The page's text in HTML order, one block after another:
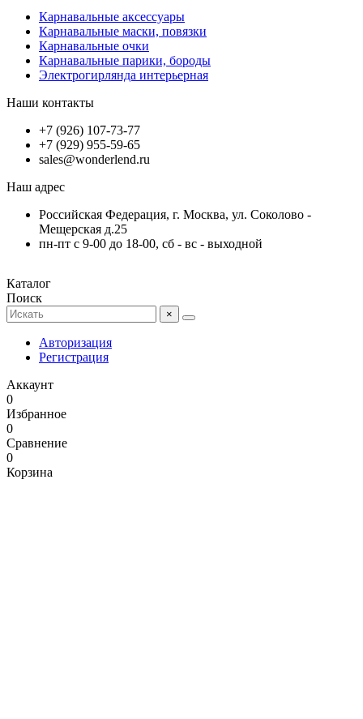
Карнавальные аксессуары
Карнавальные маски, повязки
Карнавальные очки
Карнавальные парики, бороды
Электрогирлянда интерьерная
Наши контакты
+7 (926) 107-73-77
+7 (929) 955-59-65
sales@wonderlend.ru
Наш адрес
Российская Федерация, г. Москва, ул. Соколово -
Мещерская д.25
пн-пт с 9-00 до 18-00, сб - вс - выходной
Каталог
Поиск
×
Авторизация
Регистрация
Аккаунт
0
Избранное
0
Сравнение
0
Корзина